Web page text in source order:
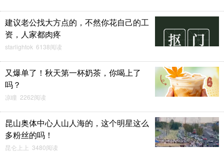
建议老公找大方点的，不然你花自己的工
资，人家都肉疼
starlightok 6138阅读
又爆单了！秋天第一杯奶茶，你喝上了
吗？
凉瞳 2262阅读
昆山奥体中心人山人海的，这个明星这么
多粉丝的吗！
昆仑上上 3480阅读